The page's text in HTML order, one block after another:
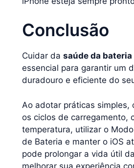
Conclusão
Cuidar da saúde da bateria
essencial para garantir um
duradouro e eficiente do
Ao adotar práticas simples,
os ciclos de carregamento,
temperatura, utilizar o
de Bateria e manter o iOS
pode prolongar a vida útil
melhorar sua experiência